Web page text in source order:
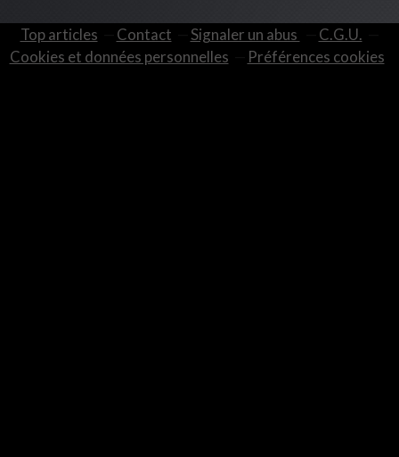
Top articles Contact Signaler un abus
C.G.U.
Cookies et données personnelles
Préférences cookies